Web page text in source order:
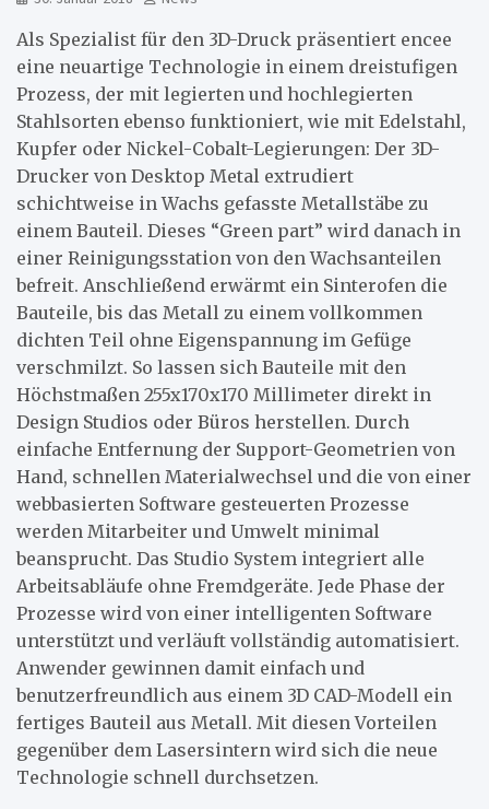
Als Spezialist für den 3D-Druck präsentiert encee
eine neuartige Technologie in einem dreistufigen
Prozess, der mit legierten und hochlegierten
Stahlsorten ebenso funktioniert, wie mit Edelstahl,
Kupfer oder Nickel-Cobalt-Legierungen: Der 3D-
Drucker von Desktop Metal extrudiert
schichtweise in Wachs gefasste Metallstäbe zu
einem Bauteil. Dieses “Green part” wird danach in
einer Reinigungsstation von den Wachsanteilen
befreit. Anschließend erwärmt ein Sinterofen die
Bauteile, bis das Metall zu einem vollkommen
dichten Teil ohne Eigenspannung im Gefüge
verschmilzt. So lassen sich Bauteile mit den
Höchstmaßen 255x170x170 Millimeter direkt in
Design Studios oder Büros herstellen. Durch
einfache Entfernung der Support-Geometrien von
Hand, schnellen Materialwechsel und die von einer
webbasierten Software gesteuerten Prozesse
werden Mitarbeiter und Umwelt minimal
beansprucht. Das Studio System integriert alle
Arbeitsabläufe ohne Fremdgeräte. Jede Phase der
Prozesse wird von einer intelligenten Software
unterstützt und verläuft vollständig automatisiert.
Anwender gewinnen damit einfach und
benutzerfreundlich aus einem 3D CAD-Modell ein
fertiges Bauteil aus Metall. Mit diesen Vorteilen
gegenüber dem Lasersintern wird sich die neue
Technologie schnell durchsetzen.